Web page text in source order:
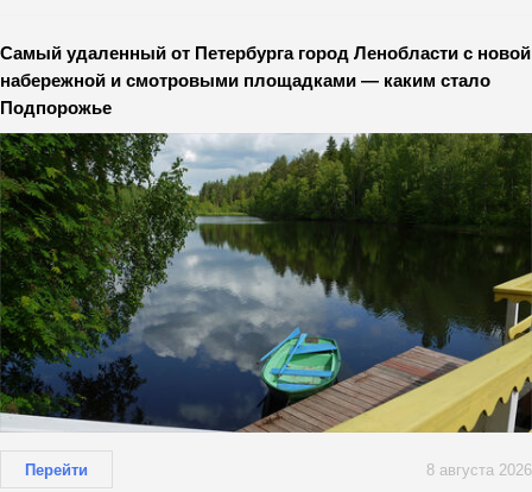
Самый удаленный от Петербурга город Ленобласти с новой
набережной и смотровыми площадками — каким стало
Подпорожье
Перейти 8 августа 2026